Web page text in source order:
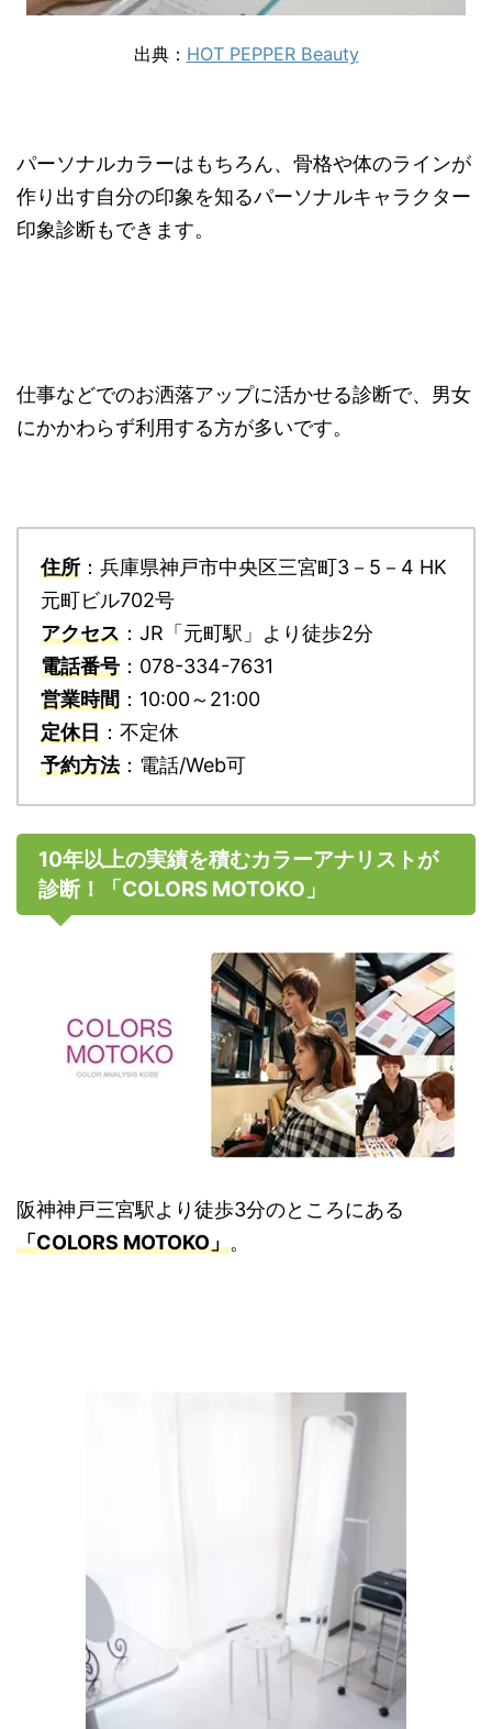
出典： HOT PEPPER Beauty
パーソナルカラーはもちろん、骨格や体のラインが
作り出す自分の印象を知るパーソナルキャラクター
印象診断もできます。
仕事などでのお洒落アップに活かせる診断で、男女
にかかわらず利用する方が多いです。
住所 ：兵庫県神戸市中央区三宮町3－5－4 HK
元町ビル702号
アクセス ：JR「元町駅」より徒歩2分
電話番号 ：078-334-7631
営業時間 ：10:00～21:00
定休日 ：不定休
予約方法：電話/Web可
10年以上の実績を積むカラーアナリストが
診断！「COLORS MOTOKO」
阪神神戸三宮駅より徒歩3分のところにある
「COLORS MOTOKO」。